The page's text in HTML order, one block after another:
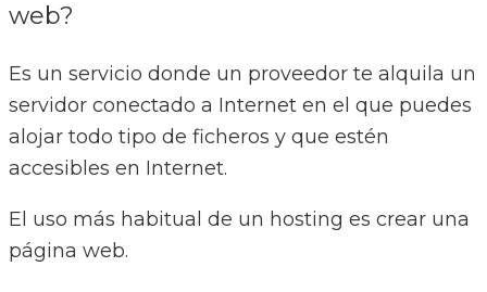
web?
Es un servicio donde un proveedor te alquila un
servidor conectado a Internet en el que puedes
alojar todo tipo de ficheros y que estén
accesibles en Internet.
El uso más habitual de un hosting es crear una
página web.